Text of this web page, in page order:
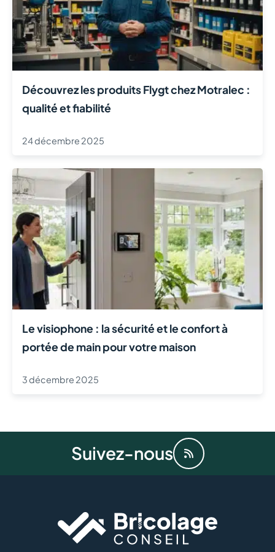
Découvrez les produits Flygt chez Motralec :
qualité et fiabilité
24 décembre 2025
Le visiophone : la sécurité et le confort à
portée de main pour votre maison
3 décembre 2025
Suivez-nous